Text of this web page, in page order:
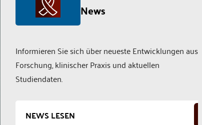
News
Informieren Sie sich über neueste Entwicklungen aus
Forschung, klinischer Praxis und aktuellen
Studiendaten.
NEWS LESEN